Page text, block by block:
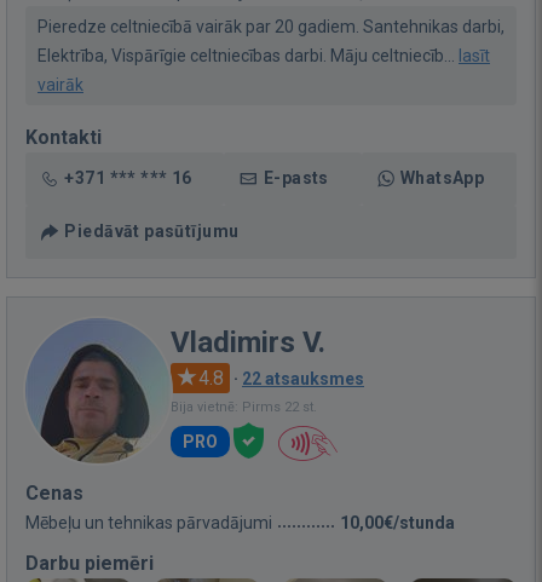
Pieredze celtniecībā vairāk par 20 gadiem. Santehnikas darbi,
Elektrība, Vispārīgie celtniecības darbi. Māju celtniecīb... lasīt
vairāk
Kontakti
+371 *** *** 16 E-pasts WhatsApp
Piedāvāt pasūtījumu
Vladimirs V.
4.8 · 22 atsauksmes
Bija vietnē: Pirms 22 st.
PRO
Cenas
Mēbeļu un tehnikas pārvadājumi 10,00€/stunda
Darbu piemēri